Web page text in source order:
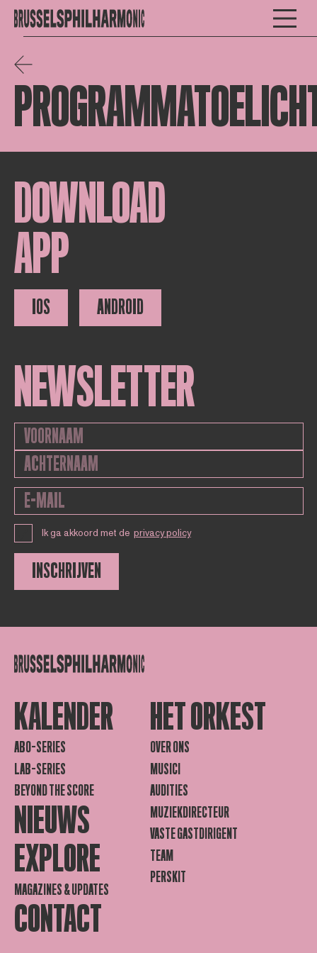
DOWNLOAD
APP
IOS ANDROID
NEWSLETTER
Ik ga akkoord met de privacy policy
INSCHRIJVEN
KALENDER
ABO-SERIES
LAB-SERIES
BEYOND THE SCORE
NIEUWS
EXPLORE
MAGAZINES & UPDATES
CONTACT
HET ORKEST
OVER ONS
MUSICI
AUDITIES
MUZIEKDIRECTEUR
VASTE GASTDIRIGENT
TEAM
PERSKIT